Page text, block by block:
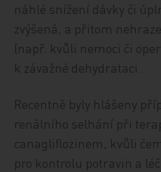
náhlé snížení dávky či
zvýšená, a přitom
(např. kvůli nemoci či
k závažné dehydrataci.
Recentně byly hlášeny
renálního selhání při
canagliflozinem, kvůli
pro kontrolu potravin a